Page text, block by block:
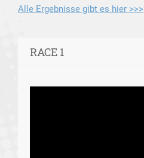
Alle Ergebnisse gibt es hier >>>
RACE 1